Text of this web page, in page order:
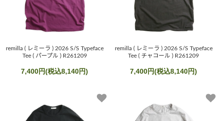
remilla ( レミーラ ) 2026 S/S Typeface
Tee ( パープル ) R261209
7,400円(税込8,140円)
remilla ( レミーラ ) 2026 S/S Typeface
Tee ( チャコール ) R261209
7,400円(税込8,140円)